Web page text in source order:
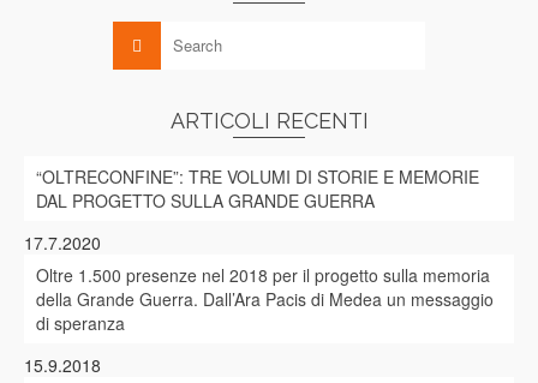
ARTICOLI RECENTI
“OLTRECONFINE”: TRE VOLUMI DI STORIE E MEMORIE
DAL PROGETTO SULLA GRANDE GUERRA
17.7.2020
Oltre 1.500 presenze nel 2018 per il progetto sulla memoria
della Grande Guerra. Dall’Ara Pacis di Medea un messaggio
di speranza
15.9.2018